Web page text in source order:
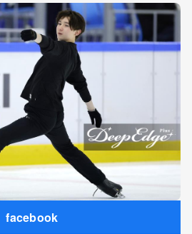
facebook